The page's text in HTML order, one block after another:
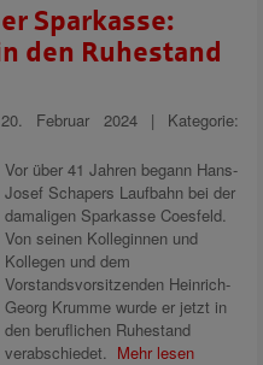
Sparkasse:
den Ruhestand
Februar 2024 | Kategorie:
Vor über 41 Jahren begann Hans-
Josef Schapers Laufbahn bei der
damaligen Sparkasse Coesfeld.
Von seinen Kolleginnen und
Kollegen und dem
Vorstandsvorsitzenden Heinrich-
Georg Krumme wurde er jetzt in
den beruflichen Ruhestand
verabschiedet. Mehr lesen